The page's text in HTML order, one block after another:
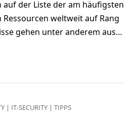
auf der Liste der am häufigsten
weltweit auf Rang
gehen unter anderem aus…
| IT-SECURITY | TIPPS